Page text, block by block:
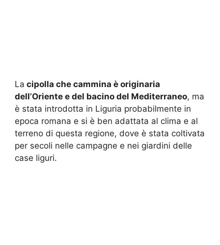
La cipolla che cammina è originaria
dell’Oriente e del bacino del Mediterraneo, ma
è stata introdotta in Liguria probabilmente in
epoca romana e si è ben adattata al clima e al
terreno di questa regione, dove è stata coltivata
per secoli nelle campagne e nei giardini delle
case liguri.